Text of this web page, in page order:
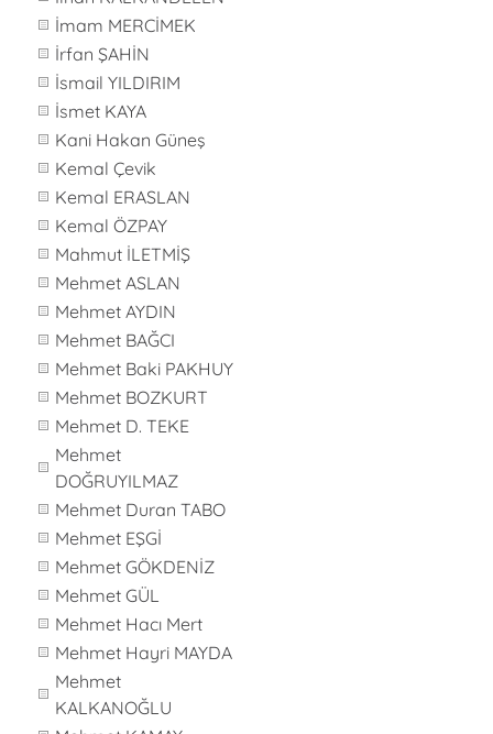
İmam MERCİMEK
İrfan ŞAHİN
İsmail YILDIRIM
İsmet KAYA
Kani Hakan Güneş
Kemal Çevik
Kemal ERASLAN
Kemal ÖZPAY
Mahmut İLETMİŞ
Mehmet ASLAN
Mehmet AYDIN
Mehmet BAĞCI
Mehmet Baki PAKHUY
Mehmet BOZKURT
Mehmet D. TEKE
Mehmet
DOĞRUYILMAZ
Mehmet Duran TABO
Mehmet EŞGİ
Mehmet GÖKDENİZ
Mehmet GÜL
Mehmet Hacı Mert
Mehmet Hayri MAYDA
Mehmet
KALKANOĞLU